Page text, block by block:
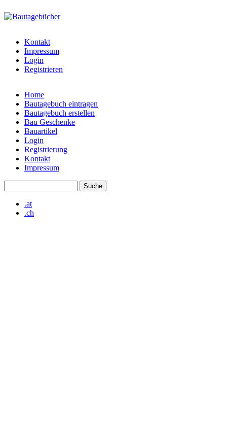
bautagebuch-
liste.de
Kontakt
Impressum
Login
Registrieren
Hauptmenü
Home
Bautagebuch eintragen
Bautagebuch erstellen
Bau Geschenke
Bauartikel
Login
Registrierung
Kontakt
Impressum
.at
.ch